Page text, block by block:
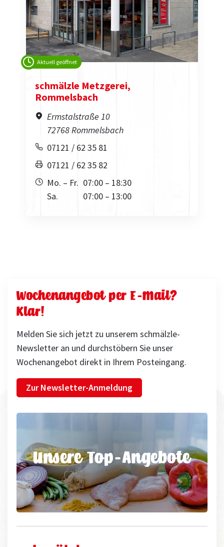
Aktuell geöffnet
schmälzle Metzgerei,
Rommelsbach
Ermstalstraße 10
72768 Rommelsbach
07121 / 62 35 81
07121 / 62 35 82
Mo. – Fr. 07:00 – 18:30
Sa.
07:00 – 13:00
Wochenangebot per E-Mail?
Klar!
Melden Sie sich jetzt zu unserem schmälzle-
Newsletter an und durchstöbern Sie unser
Wochenangebot direkt in Ihrem Posteingang.
Zur Newsletter-Anmeldung
Unsere Top-Angebote